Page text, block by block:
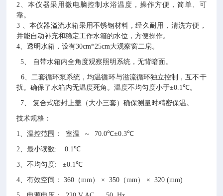
2 、本仪器采用微电脑控制水浴温度，操作方便，简单、可
靠。
3
、本仪器溢流水箱采用不锈钢材料，经久耐用，清洗方便，
并能自动补充和稳定工作水箱的水位，方便操作。
4 、透明水箱，设有30cm*25cm大观察窗二扇。
5 自带水箱内全角度观察照明系统，无背暗面。
6、二套循环泵系统，均温循环与溢流循环独立控制，互不干
扰。确保了水箱内无温度死角。温度不均匀度小于±0.1℃。
7
复合式密封上盖（大小三套）确保测量时精密保温。
技术规格：
1 、温控范围： 室温 ～ 70.0℃±0.3℃
2 、最小读数: 0.1℃
3 、不均匀度: ±0.1℃
4 、有效空间： 360 （mm） × 350 （mm） × 320 (mm)